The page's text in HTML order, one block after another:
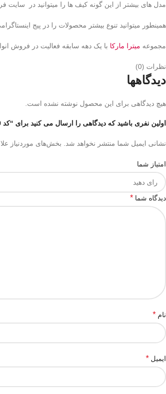
مدل های بیشتر از این گونه کیف ها را میتوانید در سایت
همینطور میتوانید تنوع بیشتر محصولات را در پیج
مجموعه میترا مارکا با یک دهه سابقه فعالیت در فروش
نظرات (0)
دیدگاهها
هیچ دیدگاهی برای این محصول نوشته نشده است.
اولین نفری باشید که دیدگاهی را ارسال می کنید برای “کد 1439 جا کارتی دور زیپ فانتزی”
نشانی ایمیل شما منتشر نخواهد شد. بخش‌های موردنیاز
امتیاز شما
دیدگاه شما *
نام *
ایمیل *